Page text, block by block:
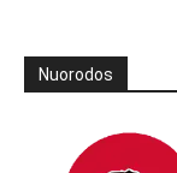
Nuorodos